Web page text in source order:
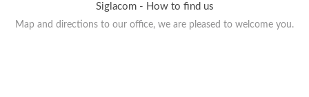
Siglacom - How to find us
Map and directions to our office, we are pleased to welcome you.